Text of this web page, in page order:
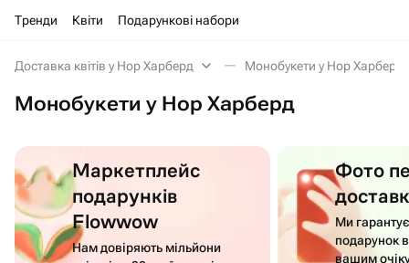
Тренди Квіти Подарункові набори
Доставка квітів у Нор Харберд Монобукети у Нор Харберд
Монобукети у Нор Харберд
Маркетплейс
подарунків
Flowwow
Нам довіряють мільйони
Фото
Ми
подарунок
вашим